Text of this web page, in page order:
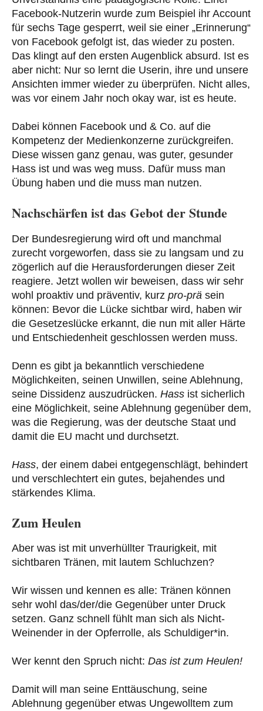
Facebook-Nutzerin wurde zum Beispiel ihr Account
für sechs Tage gesperrt, weil sie einer „Erinnerung“
von Facebook gefolgt ist, das wieder zu posten.
Das klingt auf den ersten Augenblick absurd. Ist es
aber nicht: Nur so lernt die Userin, ihre und unsere
Ansichten immer wieder zu überprüfen. Nicht alles,
was vor einem Jahr noch okay war, ist es heute.
Dabei können Facebook und & Co. auf die
Kompetenz der Medienkonzerne zurückgreifen.
Diese wissen ganz genau, was guter, gesunder
Hass ist und was weg muss. Dafür muss man
Übung haben und die muss man nutzen.
Nachschärfen ist das Gebot der Stunde
Der Bundesregierung wird oft und manchmal
zurecht vorgeworfen, dass sie zu langsam und zu
zögerlich auf die Herausforderungen dieser Zeit
reagiere. Jetzt wollen wir beweisen, dass wir sehr
wohl proaktiv und präventiv, kurz pro-prä sein
können: Bevor die Lücke sichtbar wird, haben wir
die Gesetzeslücke erkannt, die nun mit aller Härte
und Entschiedenheit geschlossen werden muss.
Denn es gibt ja bekanntlich verschiedene
Möglichkeiten, seinen Unwillen, seine Ablehnung,
seine Dissidenz auszudrücken. Hass ist sicherlich
eine Möglichkeit, seine Ablehnung gegenüber dem,
was die Regierung, was der deutsche Staat und
damit die EU macht und durchsetzt.
Hass, der einem dabei entgegenschlägt, behindert
und verschlechtert ein gutes, bejahendes und
stärkendes Klima.
Zum Heulen
Aber was ist mit unverhüllter Traurigkeit, mit
sichtbaren Tränen, mit lautem Schluchzen?
Wir wissen und kennen es alle: Tränen können
sehr wohl das/der/die Gegenüber unter Druck
setzen. Ganz schnell fühlt man sich als Nicht-
Weinender in der Opferrolle, als Schuldiger*in.
Wer kennt den Spruch nicht: Das ist zum Heulen!
Damit will man seine Enttäuschung, seine
Ablehnung gegenüber etwas Ungewolltem zum